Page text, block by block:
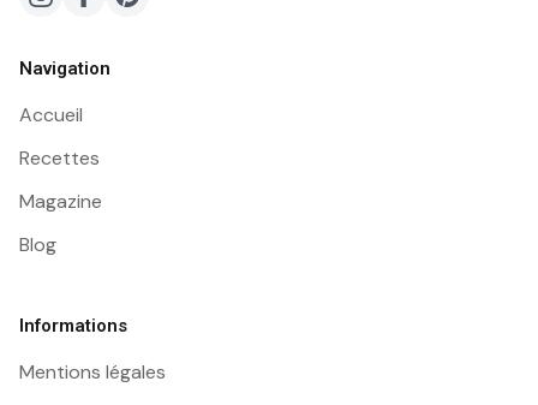
Navigation
Accueil
Recettes
Magazine
Blog
Informations
Mentions légales